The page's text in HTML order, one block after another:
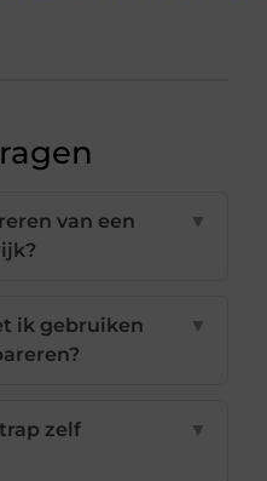
van een
▼
ik gebruiken
▼
zelf
▼